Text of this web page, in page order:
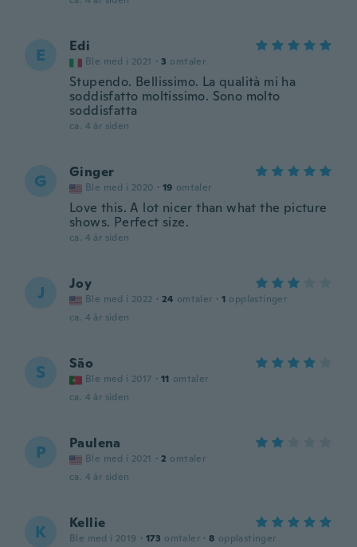
E Edi
Ble med i 2021 · 3 omtaler
Stupendo. Bellissimo. La qualità mi ha
soddisfatto moltissimo. Sono molto
soddisfatta
ca. 4 år siden
G Ginger
Ble med i 2020 · 19 omtaler
Love this. A lot nicer than what the picture
shows. Perfect size.
ca. 4 år siden
J Joy
Ble med i 2022 · 24 omtaler · 1 opplastinger
ca. 4 år siden
S São
Ble med i 2017 · 11 omtaler
ca. 4 år siden
P Paulena
Ble med i 2021 · 2 omtaler
ca. 4 år siden
K Kellie
Ble med i 2019 · 173 omtaler · 8 opplastinger